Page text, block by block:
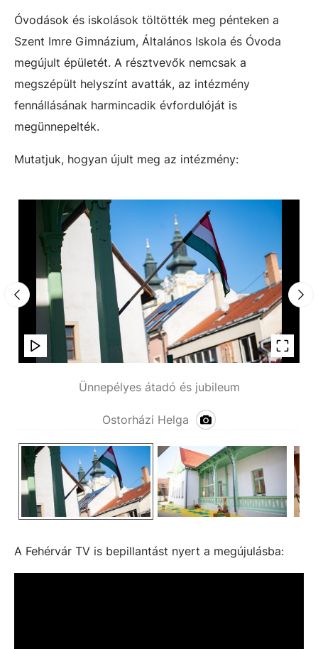
Óvodások és iskolások töltötték meg pénteken a
Szent Imre Gimnázium, Általános Iskola és Óvoda
megújult épületét. A résztvevők nemcsak a
megszépült helyszínt avatták, az intézmény
fennállásának harmincadik évfordulóját is
megünnepelték.
Mutatjuk, hogyan újult meg az intézmény:
Ünnepélyes átadó és jubileum
Ostorházi Helga
A Fehérvár TV is bepillantást nyert a megújulásba: